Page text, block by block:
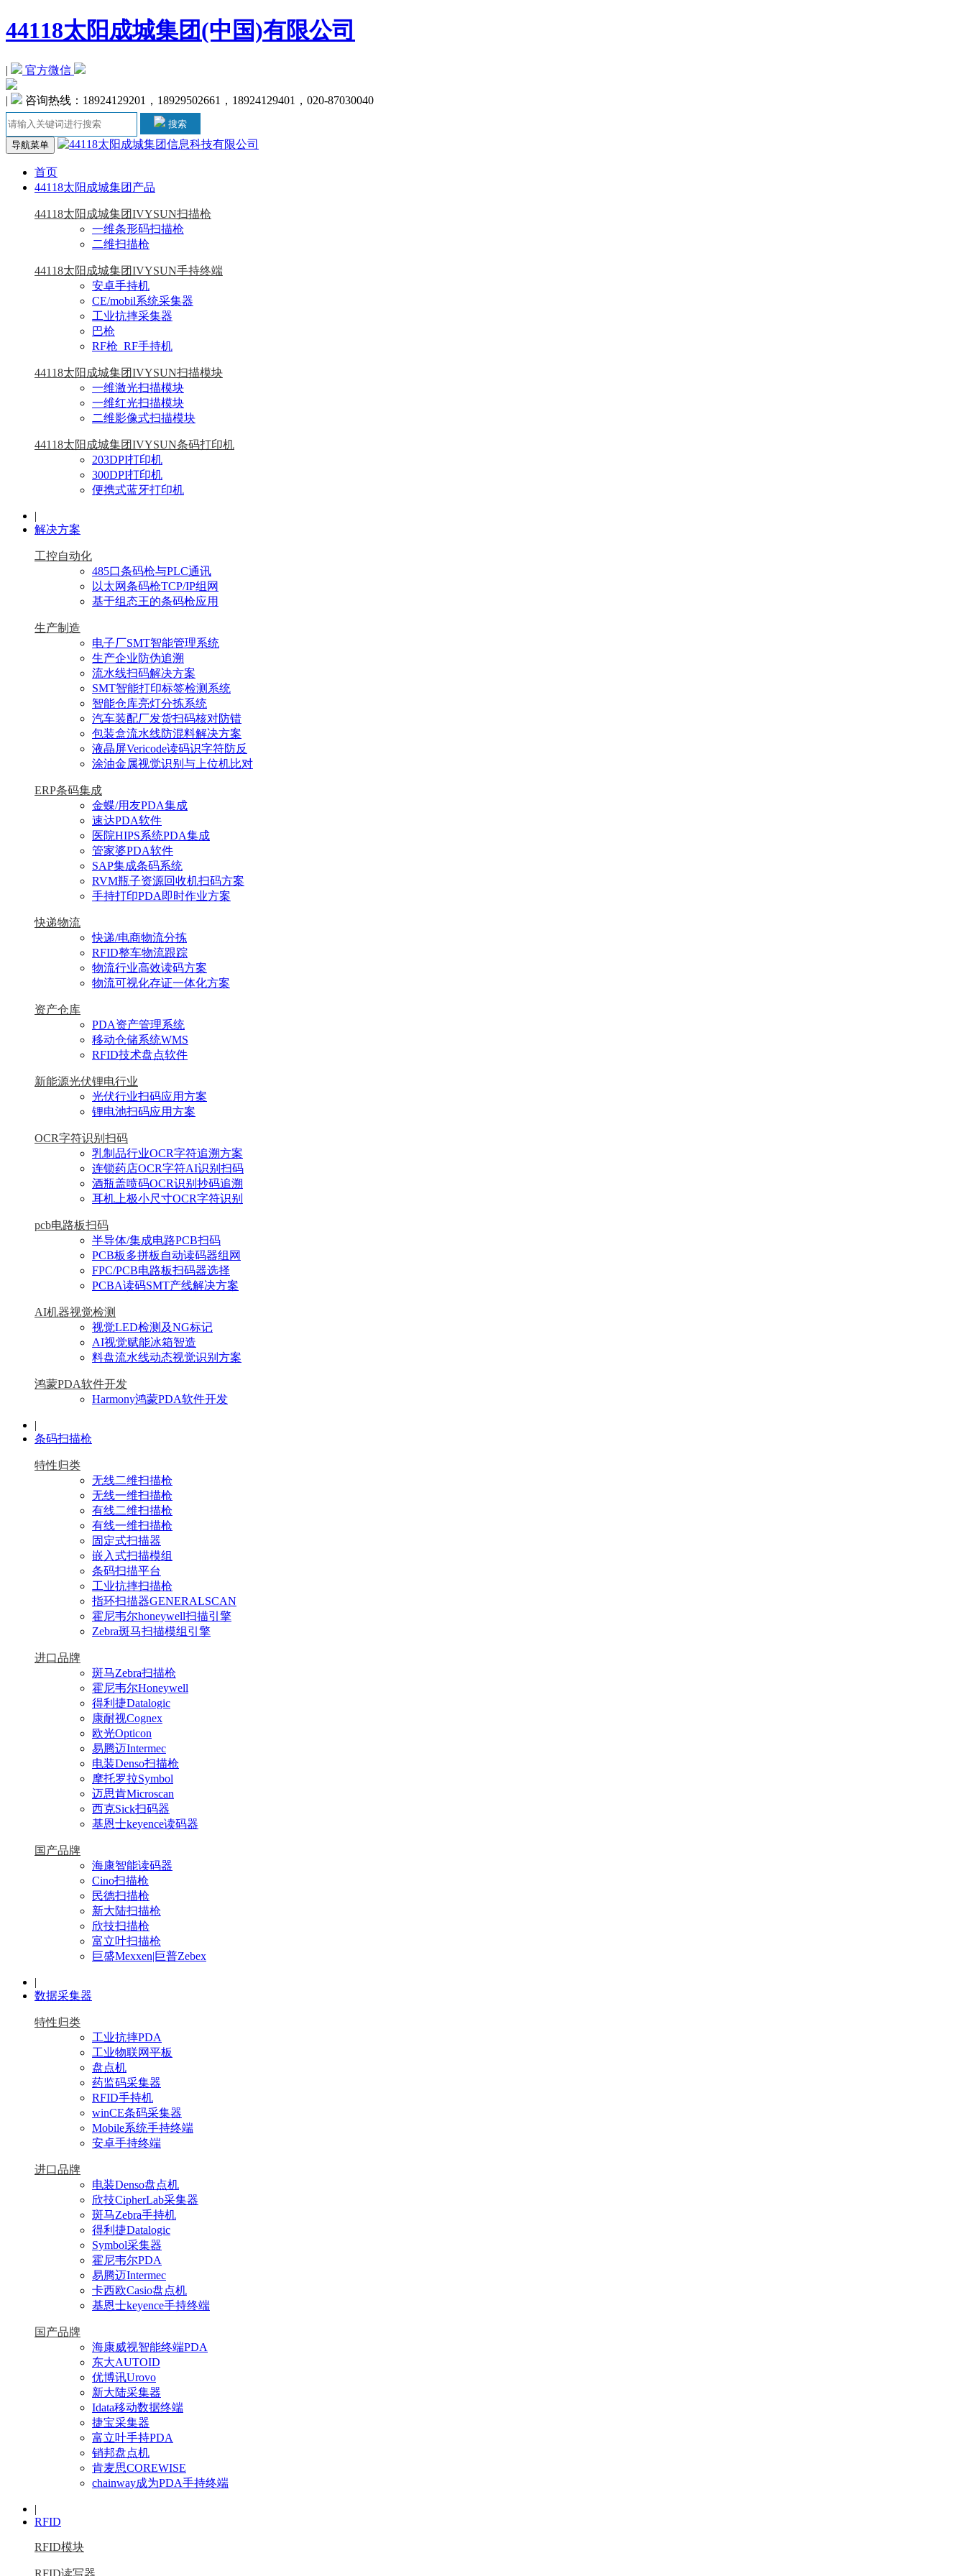
44118太阳成城集团(中国)有限公司
| 官方微信
| 咨询热线：18924129201，18929502661，18924129401，020-87030040
搜索
导航菜单
首页
44118太阳成城集团产品
44118太阳成城集团IVYSUN扫描枪
一维条形码扫描枪
二维扫描枪
44118太阳成城集团IVYSUN手持终端
安卓手持机
CE/mobil系统采集器
工业抗摔采集器
巴枪
RF枪_RF手持机
44118太阳成城集团IVYSUN扫描模块
一维激光扫描模块
一维红光扫描模块
二维影像式扫描模块
44118太阳成城集团IVYSUN条码打印机
203DPI打印机
300DPI打印机
便携式蓝牙打印机
|
解决方案
工控自动化
485口条码枪与PLC通讯
以太网条码枪TCP/IP组网
基于组态王的条码枪应用
生产制造
电子厂SMT智能管理系统
生产企业防伪追溯
流水线扫码解决方案
SMT智能打印标签检测系统
智能仓库亮灯分拣系统
汽车装配厂发货扫码核对防错
包装盒流水线防混料解决方案
液晶屏Vericode读码识字符防反
涂油金属视觉识别与上位机比对
ERP条码集成
金蝶/用友PDA集成
速达PDA软件
医院HIPS系统PDA集成
管家婆PDA软件
SAP集成条码系统
RVM瓶子资源回收机扫码方案
手持打印PDA即时作业方案
快递物流
快递/电商物流分拣
RFID整车物流跟踪
物流行业高效读码方案
物流可视化存证一体化方案
资产仓库
PDA资产管理系统
移动仓储系统WMS
RFID技术盘点软件
新能源光伏锂电行业
光伏行业扫码应用方案
锂电池扫码应用方案
OCR字符识别扫码
乳制品行业OCR字符追溯方案
连锁药店OCR字符AI识别扫码
酒瓶盖喷码OCR识别抄码追溯
耳机上极小尺寸OCR字符识别
pcb电路板扫码
半导体/集成电路PCB扫码
PCB板多拼板自动读码器组网
FPC/PCB电路板扫码器选择
PCBA读码SMT产线解决方案
AI机器视觉检测
视觉LED检测及NG标记
AI视觉赋能冰箱智造
料盘流水线动态视觉识别方案
鸿蒙PDA软件开发
Harmony鸿蒙PDA软件开发
|
条码扫描枪
特性归类
无线二维扫描枪
无线一维扫描枪
有线二维扫描枪
有线一维扫描枪
固定式扫描器
嵌入式扫描模组
条码扫描平台
工业抗摔扫描枪
指环扫描器GENERALSCAN
霍尼韦尔honeywell扫描引擎
Zebra斑马扫描模组引擎
进口品牌
斑马Zebra扫描枪
霍尼韦尔Honeywell
得利捷Datalogic
康耐视Cognex
欧光Opticon
易腾迈Intermec
电装Denso扫描枪
摩托罗拉Symbol
迈思肯Microscan
西克Sick扫码器
基恩士keyence读码器
国产品牌
海康智能读码器
Cino扫描枪
民德扫描枪
新大陆扫描枪
欣技扫描枪
富立叶扫描枪
巨盛Mexxen|巨普Zebex
|
数据采集器
特性归类
工业抗摔PDA
工业物联网平板
盘点机
药监码采集器
RFID手持机
winCE条码采集器
Mobile系统手持终端
安卓手持终端
进口品牌
电装Denso盘点机
欣技CipherLab采集器
斑马Zebra手持机
得利捷Datalogic
Symbol采集器
霍尼韦尔PDA
易腾迈Intermec
卡西欧Casio盘点机
基恩士keyence手持终端
国产品牌
海康威视智能终端PDA
东大AUTOID
优博讯Urovo
新大陆采集器
Idata移动数据终端
捷宝采集器
富立叶手持PDA
销邦盘点机
肯麦思COREWISE
chainway成为PDA手持终端
|
RFID
RFID模块
RFID读写器